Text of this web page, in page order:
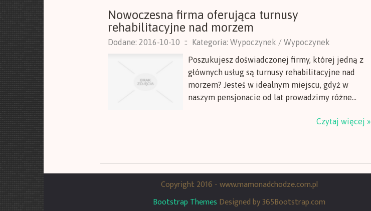
Nowoczesna firma oferująca turnusy
rehabilitacyjne nad morzem
Dodane: 2016-10-10 ::
Kategoria: Wypoczynek / Wypoczynek
Poszukujesz doświadczonej firmy, której jedną z
głównych usług są turnusy rehabilitacyjne nad
morzem? Jesteś w idealnym miejscu, gdyż w
naszym pensjonacie od lat prowadzimy różne...
Czytaj więcej »
Copyright 2016 - www.mamonadchodze.com.pl
Bootstrap Themes Designed by 365Bootstrap.com